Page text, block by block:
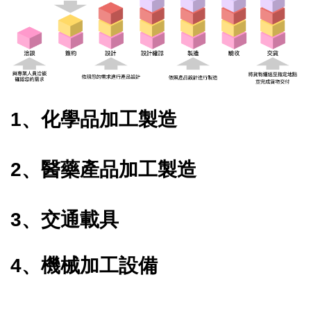
1、化學品加工製造
2、醫藥產品加工製造
3、交通載具
4、機械加工設備